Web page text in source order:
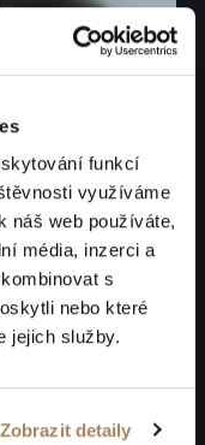
funkcí
využíváme
náš web používáte,
média, inzerci a
s
nebo které
jejich služby.
Zobrazit detaily